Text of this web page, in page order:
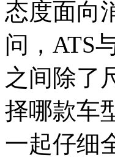
态度面向
问，ATS
之间除了
择哪款车
一起仔细